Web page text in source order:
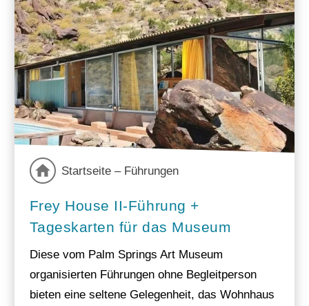
Startseite – Führungen
Frey House II-Führung +
Tageskarten für das Museum
Diese vom Palm Springs Art Museum
organisierten Führungen ohne Begleitperson
bieten eine seltene Gelegenheit, das Wohnhaus